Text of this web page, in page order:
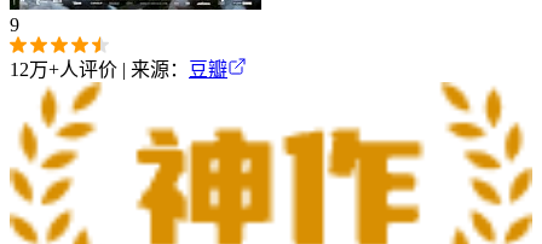
9
12万+人评价 | 来源： 豆瓣